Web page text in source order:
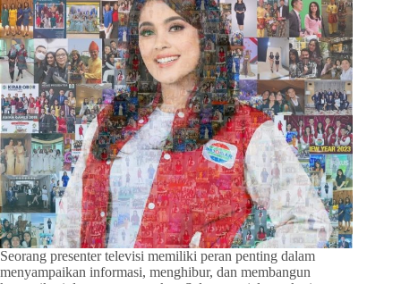
Seorang presenter televisi memiliki peran penting dalam
menyampaikan informasi, menghibur, dan membangun